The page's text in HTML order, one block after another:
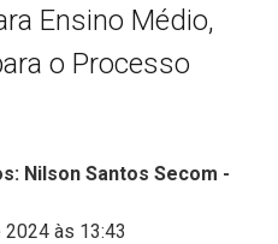
Ensino Médio,
o Processo
Nilson Santos Secom -
às 13:43